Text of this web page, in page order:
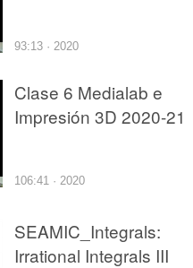
93:13 · 2020
Clase 6 Medialab e
Impresión 3D 2020-21
106:41 · 2020
SEAMIC_Integrals:
Irrational Integrals III